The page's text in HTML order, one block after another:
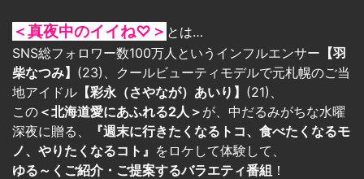
＜真夜中のイイね♡＞ とは…
SNS総フォロワー数100万人というインフルエンサー 【羽
柴なつみ】 (23)、クールビューティモデルで元札幌のご当
地アイドル 【彩永（さやなが）あいり】 (21)、
この ＜北海道愛にあふれる2人＞ が、中だるみがちな水曜
深夜に贈る、
『週末に行きたくなるトコ、食べたくなるモ
ノ、やりたくなるコト』 をロケして体験して、
ゆる～くご紹介・ご提案するバラエティ番組 ！